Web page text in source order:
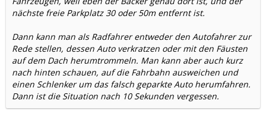
nächste freie Parkplatz 30 oder 50m entfernt ist.
Dann kann man als Radfahrer entweder den Autofahrer zur
Rede stellen, dessen Auto verkratzen oder mit den Fäusten
auf dem Dach herumtrommeln. Man kann aber auch kurz
nach hinten schauen, auf die Fahrbahn ausweichen und
einen Schlenker um das falsch geparkte Auto herumfahren.
Dann ist die Situation nach 10 Sekunden vergessen.